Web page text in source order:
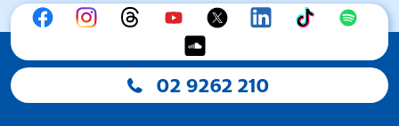
02 9262 210